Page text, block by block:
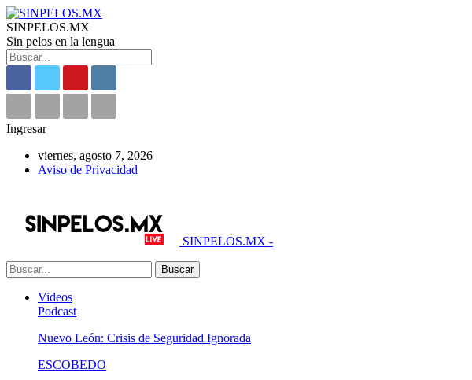
SINPELOS.MX
Sin pelos en la lengua
Ingresar
viernes, agosto 7, 2026
Aviso de Privacidad
SINPELOS.MX -
Videos
Podcast
Nuevo León: Crisis de Seguridad Ignorada
ESCOBEDO